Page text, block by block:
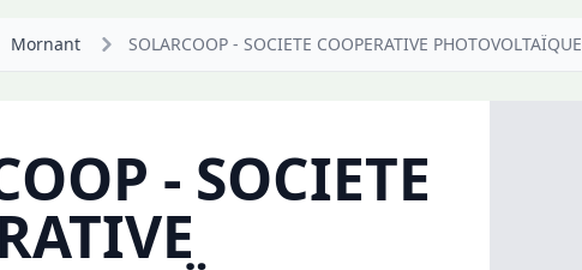
Mornant SOLARCOOP - SOCIETE COOPERATIVE PHOTOVOLTAÏQUE
- SOCIETE